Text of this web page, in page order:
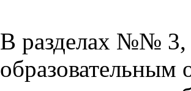
В разделах №№ 3,
образовательным